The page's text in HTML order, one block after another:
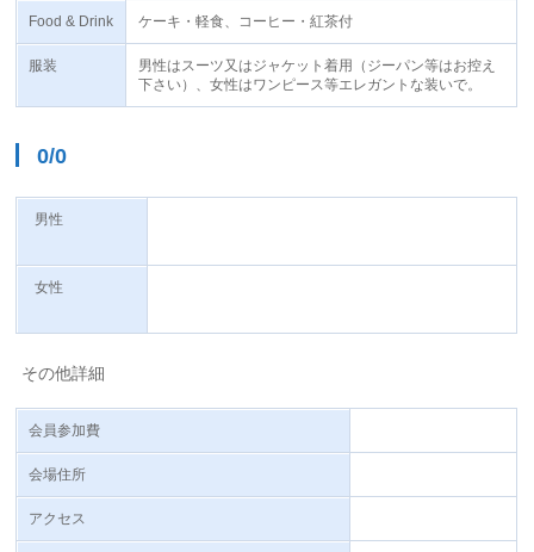
Food & Drink ケーキ・軽食、コーヒー・紅茶付
服装
男性はスーツ又はジャケット着用（ジーパン等はお控え
下さい）、女性はワンピース等エレガントな装いで。
0/0
男性
女性
その他詳細
会員参加費
会場住所
アクセス